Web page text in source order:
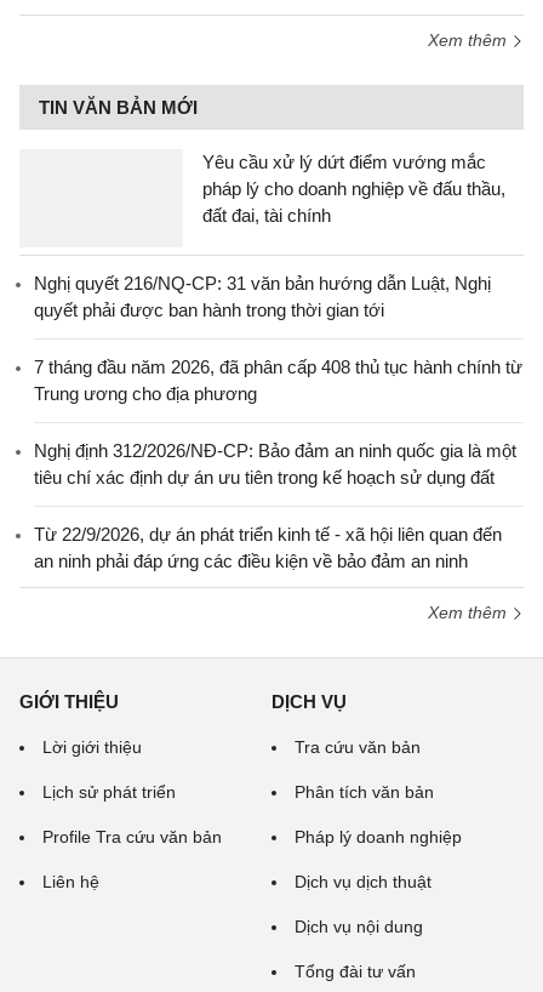
Xem thêm
TIN VĂN BẢN MỚI
Yêu cầu xử lý dứt điểm vướng mắc
pháp lý cho doanh nghiệp về đấu thầu,
đất đai, tài chính
Nghị quyết 216/NQ-CP: 31 văn bản hướng dẫn Luật, Nghị
quyết phải được ban hành trong thời gian tới
7 tháng đầu năm 2026, đã phân cấp 408 thủ tục hành chính từ
Trung ương cho địa phương
Nghị định 312/2026/NĐ-CP: Bảo đảm an ninh quốc gia là một
tiêu chí xác định dự án ưu tiên trong kế hoạch sử dụng đất
Từ 22/9/2026, dự án phát triển kinh tế - xã hội liên quan đến
an ninh phải đáp ứng các điều kiện về bảo đảm an ninh
Xem thêm
GIỚI THIỆU
Lời giới thiệu
Lịch sử phát triển
Profile Tra cứu văn bản
Liên hệ
DỊCH VỤ
Tra cứu văn bản
Phân tích văn bản
Pháp lý doanh nghiệp
Dịch vụ dịch thuật
Dịch vụ nội dung
Tổng đài tư vấn